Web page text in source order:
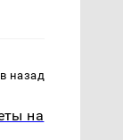
назад
на